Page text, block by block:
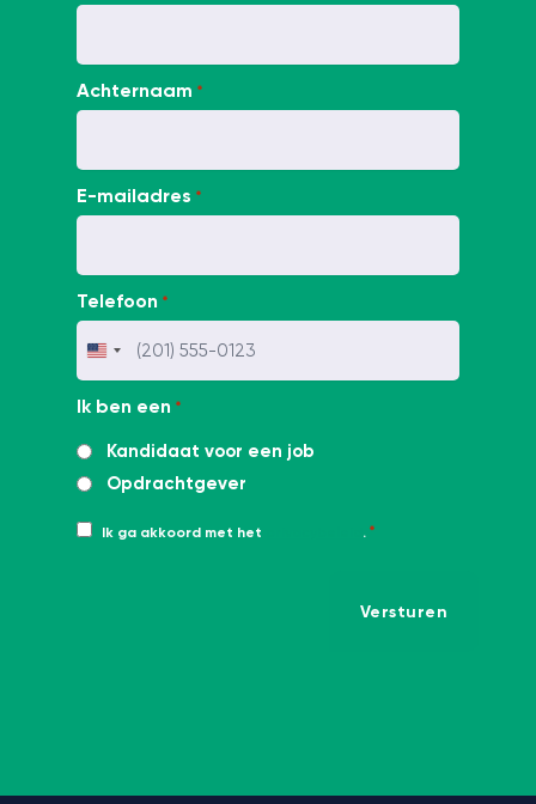
Achternaam *
E-mailadres *
Telefoon *
Verenigde
Ik ben een *
Kandidaat voor een job
Opdrachtgever
Instemming
Ik ga akkoord met het . *